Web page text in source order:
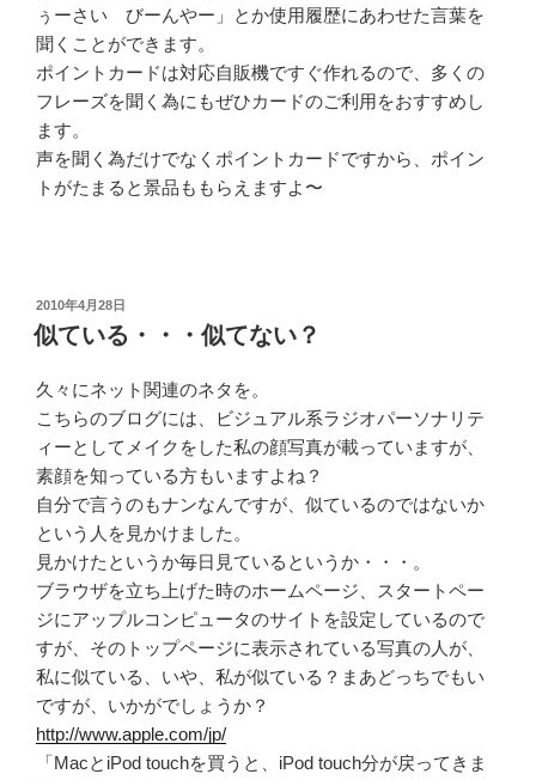
ぅーさい びーんやー」とか使用履歴にあわせた言葉を
聞くことができます。
ポイントカードは対応自販機ですぐ作れるので、多くの
フレーズを聞く為にもぜひカードのご利用をおすすめし
ます。
声を聞く為だけでなくポイントカードですから、ポイン
トがたまると景品ももらえますよ〜
投
稿
日:
2010年4月28日
似ている・・・似てない？
久々にネット関連のネタを。
こちらのブログには、ビジュアル系ラジオパーソナリテ
ィーとしてメイクをした私の顔写真が載っていますが、
素顔を知っている方もいますよね？
自分で言うのもナンなんですが、似ているのではないか
という人を見かけました。
見かけたというか毎日見ているというか・・・。
ブラウザを立ち上げた時のホームページ、スタートペー
ジにアップルコンピュータのサイトを設定しているので
すが、そのトップページに表示されている写真の人が、
私に似ている、いや、私が似ている？まあどっちでもい
ですが、いかがでしょうか？
http://www.apple.com/jp/
「MacとiPod touchを買うと、iPod touch分が戻ってきま